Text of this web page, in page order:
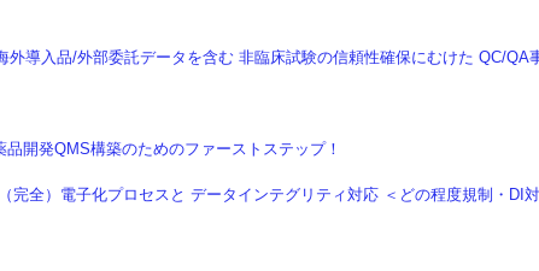
外導入品/外部委託データを含む 非臨床試験の信頼性確保にむけた QC/QA
開発QMS構築のためのファーストステップ！
完全）電子化プロセスと データインテグリティ対応 ＜どの程度規制・DI